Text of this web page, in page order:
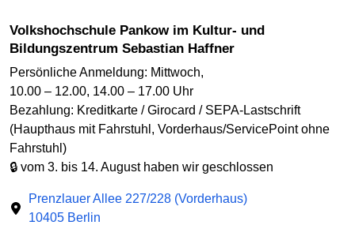
Volkshochschule Pankow im Kultur- und
Bildungszentrum Sebastian Haffner
Persönliche Anmeldung: Mittwoch,
10.00 – 12.00, 14.00 – 17.00 Uhr
Bezahlung: Kreditkarte / Girocard / SEPA-Lastschrift
(Haupthaus mit Fahrstuhl, Vorderhaus/ServicePoint ohne
Fahrstuhl)
🔒 vom 3. bis 14. August haben wir geschlossen
Prenzlauer Allee 227/228 (Vorderhaus)
10405 Berlin